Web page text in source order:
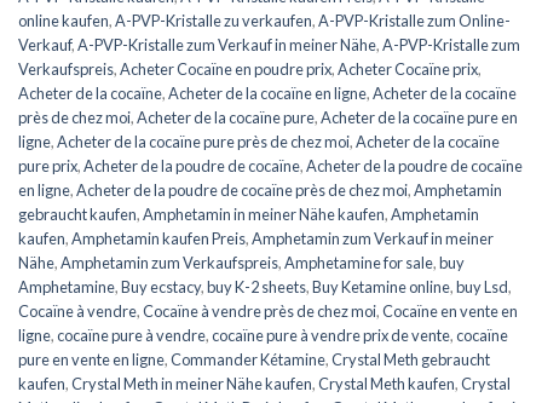
online kaufen,A-PVP-Kristalle zu verkaufen,A-PVP-Kristalle zum Online-
Verkauf,A-PVP-Kristalle zum Verkauf in meiner Nähe,A-PVP-Kristalle zum
Verkaufspreis,Acheter Cocaïne en poudre prix,Acheter Cocaïne prix,
Acheter de la cocaïne,Acheter de la cocaïne en ligne,Acheter de la cocaïne
près de chez moi,Acheter de la cocaïne pure,Acheter de la cocaïne pure en
ligne,Acheter de la cocaïne pure près de chez moi,Acheter de la cocaïne
pure prix,Acheter de la poudre de cocaïne,Acheter de la poudre de cocaïne
en ligne,Acheter de la poudre de cocaïne près de chez moi,Amphetamin
gebraucht kaufen,Amphetamin in meiner Nähe kaufen,Amphetamin
kaufen,Amphetamin kaufen Preis,Amphetamin zum Verkauf in meiner
Nähe,Amphetamin zum Verkaufspreis,Amphetamine for sale,buy
Amphetamine,Buy ecstacy,buy K-2 sheets,Buy Ketamine online,buy Lsd,
Cocaïne à vendre,Cocaïne à vendre près de chez moi,Cocaïne en vente en
ligne,cocaïne pure à vendre,cocaïne pure à vendre prix de vente,cocaïne
pure en vente en ligne,Commander Kétamine,Crystal Meth gebraucht
kaufen,Crystal Meth in meiner Nähe kaufen,Crystal Meth kaufen,Crystal